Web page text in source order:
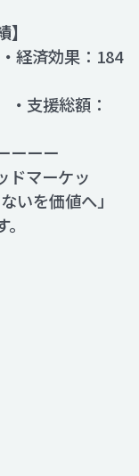
経済効果：184
支援総額：
ーーー
ドマーケッ
いを価値へ」